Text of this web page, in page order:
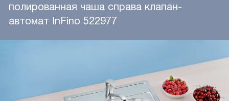
полированная чаша справа клапан-
автомат InFino 522977